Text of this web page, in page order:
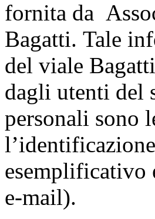
fornita da
Bagatti. Tale
del viale
dagli utenti del
personali sono
esemplificativo
e-mail).